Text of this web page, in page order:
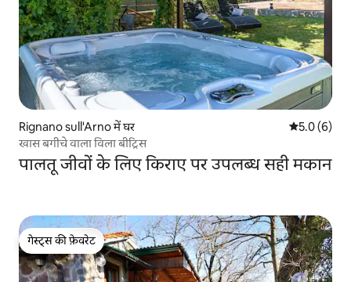
Rignano sull'Arno में घर औसत रेटिंग 5
5.0 (6)
खास बगीचे वाला विला बीट्रिस
पालतू जीवों के लिए किराए पर उपलब्ध सही मकान
गेस्ट्स की फ़ेवरेट
गेस्ट्स की फ़ेवरेट